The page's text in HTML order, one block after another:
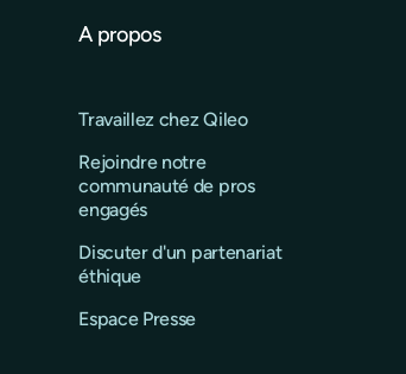
A propos
Travaillez chez Qileo
Rejoindre notre
communauté de pros
engagés
Discuter d'un partenariat
éthique
Espace Presse